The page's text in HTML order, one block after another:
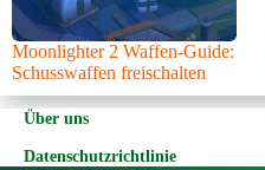
Moonlighter 2 Waffen-Guide:
Schusswaffen freischalten
Über uns
Datenschutzrichtlinie